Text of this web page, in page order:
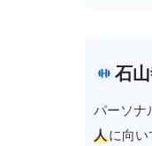
石
パーソナ
人に向い